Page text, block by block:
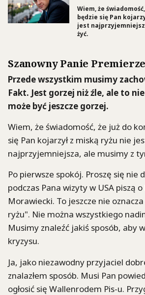
Wiem, że
będzie się Pan
jest
żyć.
Szanowny Panie
Przede wszystkim musimy
Fakt. Jest gorzej niż źle, ale to
może być jeszcze gorzej.
Wiem, że świadomość, że już do
się Pan kojarzył z miską ryżu nie
najprzyjemniejsza, ale musimy z
Po pierwsze spokój. Proszę się nie
podczas Pana wizyty w USA piszą
Morawiecki. To jeszcze nie
ryżu". Nie można wszystkiego
Musimy znaleźć jakiś sposób, aby
kryzysu.
Ja, jako niezawodny przyjaciel
znalazłem sposób. Musi Pan
ogłosić się Wallenrodem Pis-u.